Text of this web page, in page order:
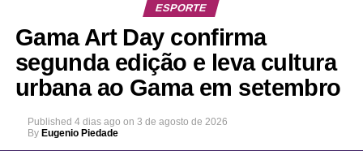
ESPORTE
Gama Art Day confirma
segunda edição e leva cultura
urbana ao Gama em setembro
Published 4 dias ago on 3 de agosto de 2026
By Eugenio Piedade